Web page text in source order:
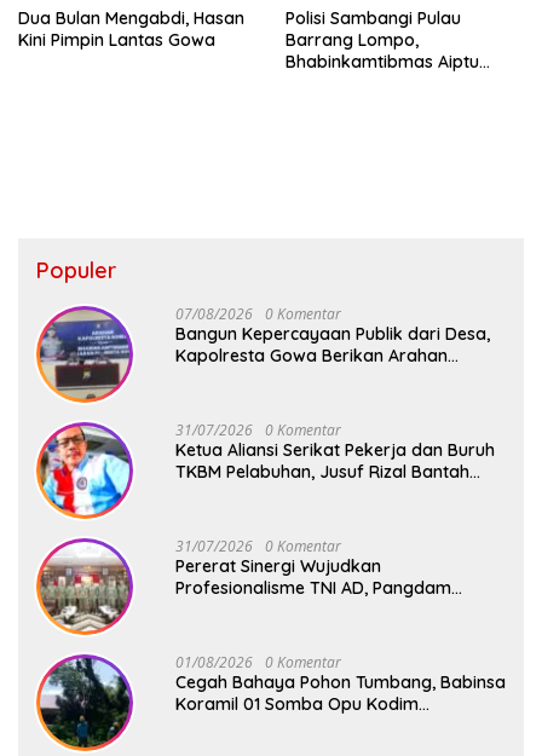
Dua Bulan Mengabdi, Hasan
Kini Pimpin Lantas Gowa
Polisi Sambangi Pulau
Barrang Lompo,
Bhabinkamtibmas Aiptu
Populer
07/08/2026 0 Komentar
Bangun Kepercayaan Publik dari Desa,
Kapolresta Gowa Berikan Arahan
31/07/2026 0 Komentar
Ketua Aliansi Serikat Pekerja dan Buruh
TKBM Pelabuhan, Jusuf Rizal Bantah
31/07/2026 0 Komentar
Pererat Sinergi Wujudkan
Profesionalisme TNI AD, Pangdam
01/08/2026 0 Komentar
Cegah Bahaya Pohon Tumbang, Babinsa
Koramil 01 Somba Opu Kodim